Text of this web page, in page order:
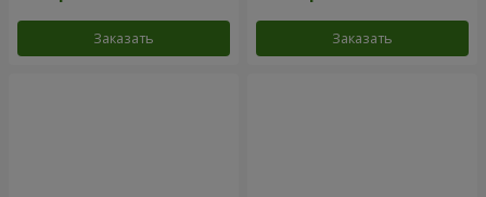
Заказать Заказать